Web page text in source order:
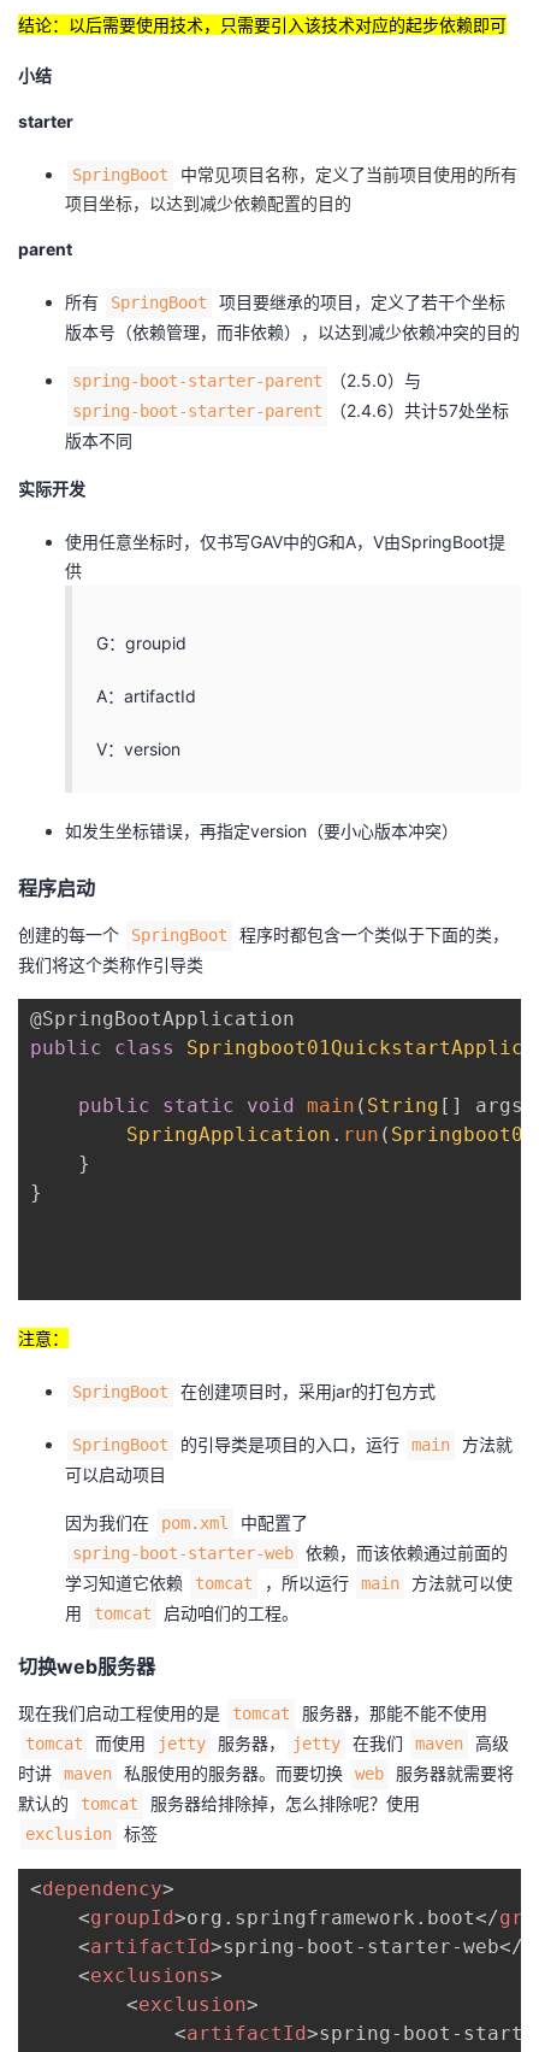
结论：以后需要使用技术，只需要引入该技术对应的起步依赖即可
小结
starter
SpringBoot
中常见项目名称，定义了当前项目使用的所有
项目坐标，以达到减少依赖配置的目的
parent
所有 SpringBoot
项目要继承的项目，定义了若干个坐标
版本号（依赖管理，而非依赖），以达到减少依赖冲突的目的
spring-boot-starter-parent （2.5.0）与
spring-boot-starter-parent
（2.4.6）共计57处坐标
版本不同
实际开发
使用任意坐标时，仅书写GAV中的G和A，V由SpringBoot提
供
G：groupid
A：artifactId
V：version
如发生坐标错误，再指定version（要小心版本冲突）
程序启动
创建的每一个 SpringBoot
程序时都包含一个类似于下面的类，
我们将这个类称作引导类
@SpringBootApplication
public
class
public static void main ( String [ ] args
SpringApplication . run (
}
}
注意：
SpringBoot 在创建项目时，采用jar的打包方式
SpringBoot 的引导类是项目的入口，运行 main
方法就
可以启动项目
因为我们在 pom.xml 中配置了
spring-boot-starter-web
依赖，而该依赖通过前面的
学习知道它依赖
tomcat ，所以运行 main
方法就可以使
用
tomcat 启动咱们的工程。
切换web服务器
现在我们启动工程使用的是 tomcat 服务器，那能不能不使用
tomcat 而使用 jetty 服务器， jetty 在我们 maven
高级
时讲
maven 私服使用的服务器。而要切换 web
服务器就需要将
默认的
tomcat 服务器给排除掉，怎么排除呢？使用
exclusion 标签
<dependency>
<groupId>org.springframework.boot</
<artifactId>spring-boot-starter-web</
<exclusions>
<exclusion>
<artifactId>spring-boot-